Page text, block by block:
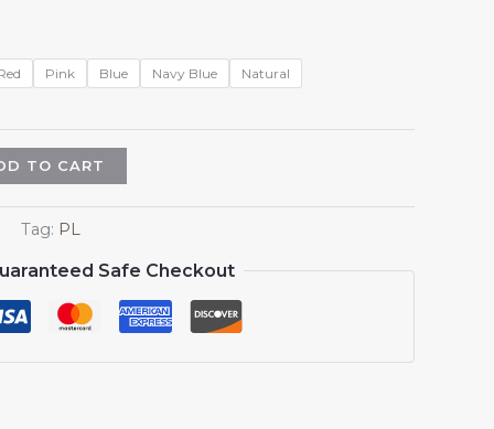
Pink Blue Navy Blue Natural
TO CART
Tag: PL
Safe Checkout